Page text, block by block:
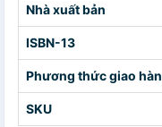
Nhà xuất bản
ISBN-13
Phương thức giao
SKU